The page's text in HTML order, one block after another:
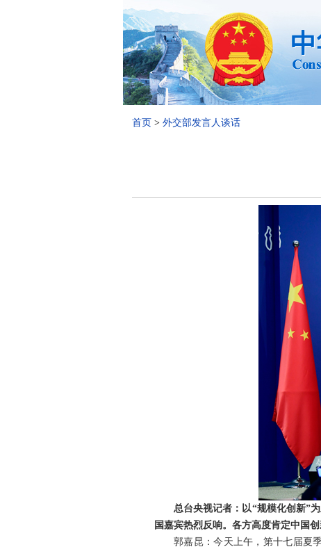
首页 > 外交部发言人谈话
总台央视记者：以“规模化创新”
国嘉宾热烈反响。各方高度肯定中国
郭嘉昆：今天上午，第十七届夏